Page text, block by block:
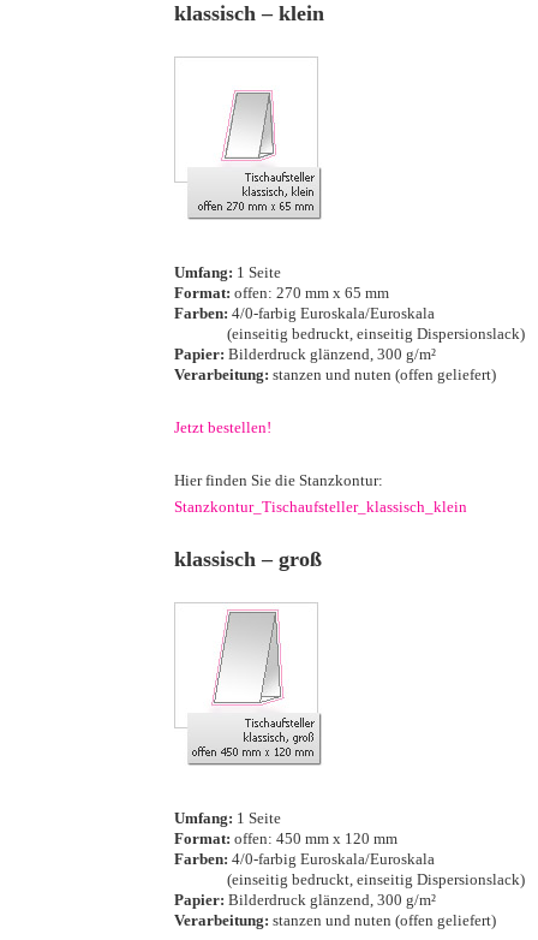
klassisch – klein
Umfang: 1 Seite
Format: offen: 270 mm x 65 mm
Farben: 4/0-farbig Euroskala/Euroskala
(einseitig bedruckt, einseitig Dispersionslack)
Papier: Bilderdruck glänzend, 300 g/m²
Verarbeitung: stanzen und nuten (offen geliefert)
Jetzt bestellen!
Hier finden Sie die Stanzkontur:
Stanzkontur_Tischaufsteller_klassisch_klein
klassisch – groß
Umfang: 1 Seite
Format: offen: 450 mm x 120 mm
Farben: 4/0-farbig Euroskala/Euroskala
(einseitig bedruckt, einseitig Dispersionslack)
Papier: Bilderdruck glänzend, 300 g/m²
Verarbeitung: stanzen und nuten (offen geliefert)